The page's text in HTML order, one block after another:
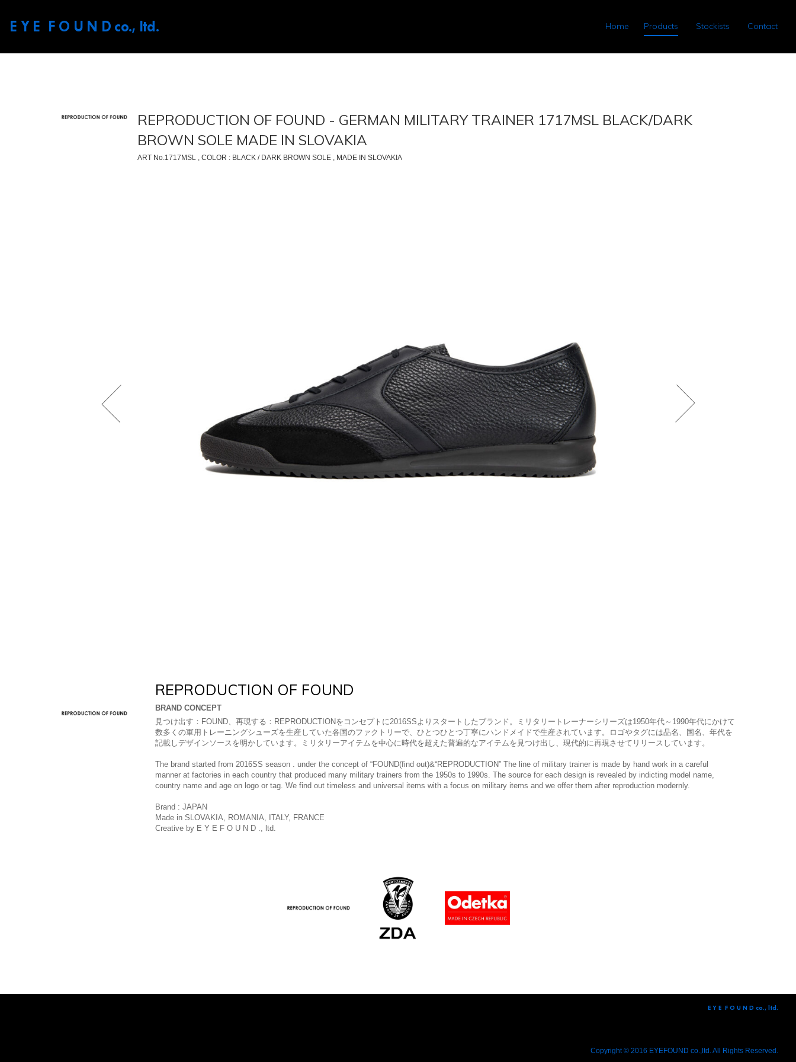
E Y E F O U N D co., ltd. Home Products Stockists Contact
REPRODUCTION OF FOUND - GERMAN MILITARY TRAINER 1717MSL BLACK/DARK
BROWN SOLE MADE IN SLOVAKIA
ART No.1717MSL , COLOR : BLACK / DARK BROWN SOLE , MADE IN SLOVAKIA
REPRODUCTION OF FOUND
BRAND CONCEPT
見つけ出す：FOUND、再現する：REPRODUCTIONをコンセプトに2016SSよりスタートしたブランド。ミリタリートレーナーシリーズは1950年代～1990年代にかけて
数多くの軍用トレーニングシューズを生産していた各国のファクトリーで、ひとつひとつ丁寧にハンドメイドで生産されています。ロゴやタグには品名、国名、年代を
記載しデザインソースを明かしています。ミリタリーアイテムを中心に時代を超えた普遍的なアイテムを見つけ出し、現代的に再現させてリリースしています。
The brand started from 2016SS season . under the concept of “FOUND(find out)&“REPRODUCTION” The line of military trainer is made by hand work in a careful
manner at factories in each country that produced many military trainers from the 1950s to 1990s. The source for each design is revealed by indicting model name,
country name and age on logo or tag. We find out timeless and universal items with a focus on military items and we offer them after reproduction modernly.
Brand : JAPAN
Made in SLOVAKIA, ROMANIA, ITALY, FRANCE
Creative by E Y E F O U N D ., ltd.
E Y E F O U N D co., ltd.
Copyright © 2016 EYEFOUND co.,ltd. All Rights Reserved.